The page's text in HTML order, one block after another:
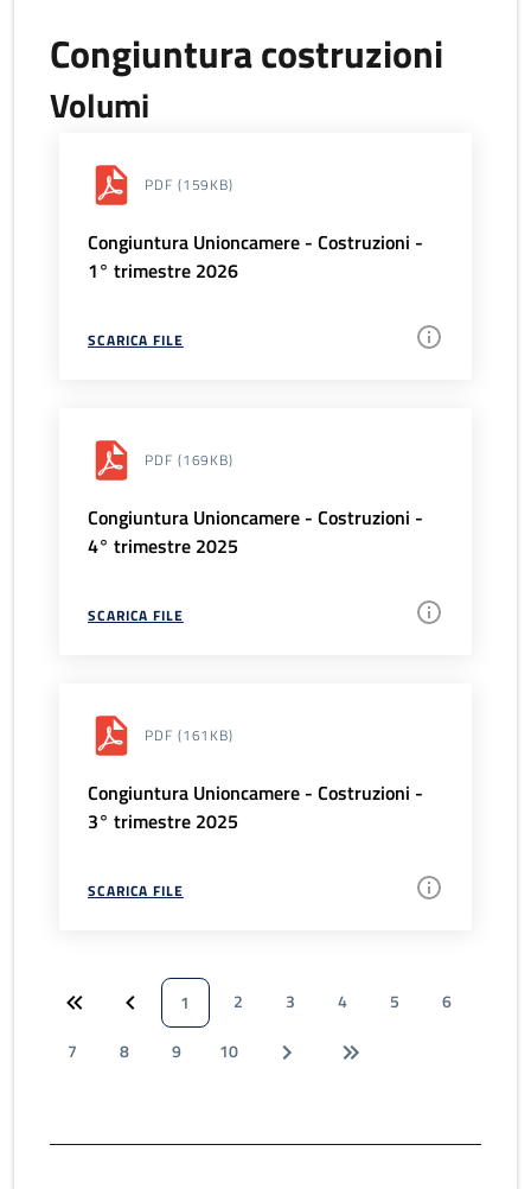
Congiuntura costruzioni
Volumi
PDF (159KB)
Congiuntura Unioncamere - Costruzioni -
1° trimestre 2026
SCARICA FILE
PDF (169KB)
Congiuntura Unioncamere - Costruzioni -
4° trimestre 2025
SCARICA FILE
PDF (161KB)
Congiuntura Unioncamere - Costruzioni -
3° trimestre 2025
SCARICA FILE
1 2 3 4 5
6
7
8 9 10